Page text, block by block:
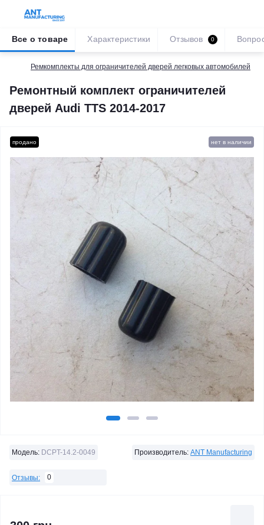
Ремкомплекты для ограничителей дверей легковых автомобилей
Ремонтный комплект ограничителей
дверей Audi TTS 2014-2017
Все о товаре Характеристики Отзывов 0
продано нет в наличии
Модель: DCPT-14.2-0049 Производитель: ANT Manufacturing
Отзывы: 0